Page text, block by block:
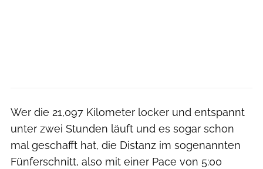
Wer die 21,097 Kilometer locker und entspannt
unter zwei Stunden läuft und es sogar schon
mal geschafft hat, die Distanz im sogenannten
Fünferschnitt, also mit einer Pace von 5:00